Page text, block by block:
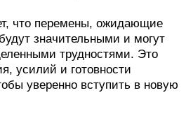
что перемены, ожидающие
значительными и могут
трудностями. Это
усилий и готовности
уверенно вступить в новую